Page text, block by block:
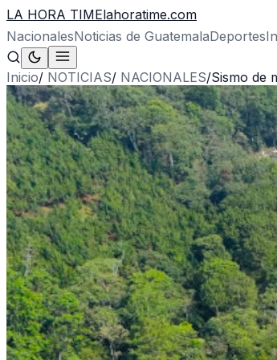
LA HORA TIMElahoratime.com
NacionalesNoticias de GuatemalaDeportes
Inicio/ NOTICIAS/ NACIONALES/Sismo de